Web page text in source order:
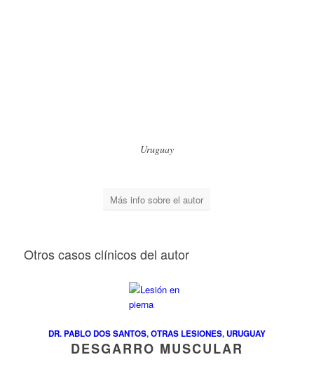
Uruguay
Más info sobre el autor
Otros casos clínicos del autor
DR. PABLO DOS SANTOS,OTRAS LESIONES,URUGUAY
DESGARRO MUSCULAR